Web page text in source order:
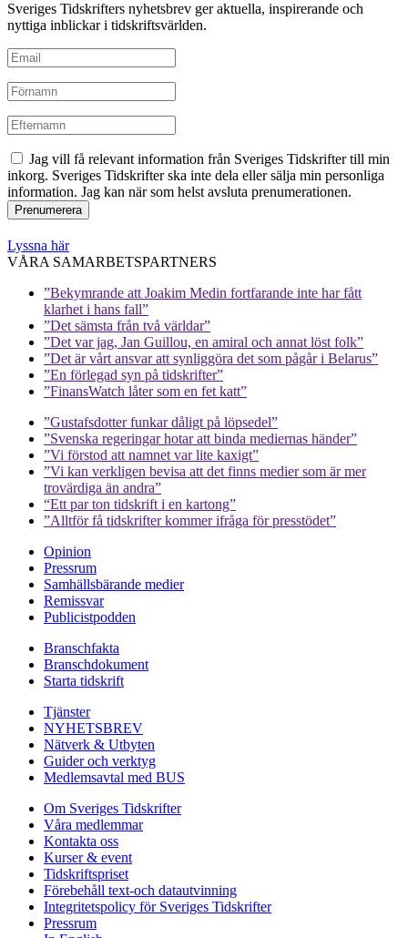
Sveriges Tidskrifters nyhetsbrev ger aktuella, inspirerande och
nyttiga inblickar i tidskriftsvärlden.
Jag vill få relevant information från Sveriges Tidskrifter till min
inkorg. Sveriges Tidskrifter ska inte dela eller sälja min personliga
information. Jag kan när som helst avsluta prenumerationen.
Lyssna här
VÅRA SAMARBETSPARTNERS
”Bekymrande att Joakim Medin fortfarande inte har fått
klarhet i hans fall”
”Det sämsta från två världar”
”Det var jag, Jan Guillou, en amiral och annat löst folk”
”Det är vårt ansvar att synliggöra det som pågår i Belarus”
”En förlegad syn på tidskrifter”
”FinansWatch låter som en fet katt”
”Gustafsdotter funkar dåligt på löpsedel”
”Svenska regeringar hotar att binda mediernas händer”
”Vi förstod att namnet var lite kaxigt”
”Vi kan verkligen bevisa att det finns medier som är mer
trovärdiga än andra”
“Ett par ton tidskrift i en kartong”
”Alltför få tidskrifter kommer ifråga för presstödet”
Opinion
Pressrum
Samhällsbärande medier
Remissvar
Publicistpodden
Branschfakta
Branschdokument
Starta tidskrift
Tjänster
NYHETSBREV
Nätverk & Utbyten
Guider och verktyg
Medlemsavtal med BUS
Om Sveriges Tidskrifter
Våra medlemmar
Kontakta oss
Kurser & event
Tidskriftspriset
Förebehåll text-och datautvinning
Integritetspolicy för Sveriges Tidskrifter
Pressrum